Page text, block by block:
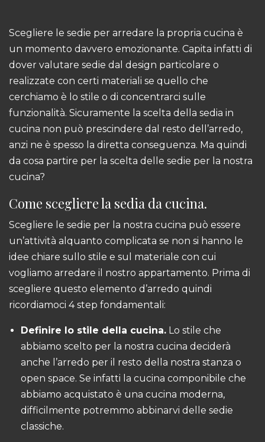
Scegliere le sedie per arredare la propria cucina è
un momento davvero emozionante. Capita infatti di
dover valutare sedie dal design particolare o
realizzate con certi materiali se quello che
cerchiamo è lo stile o di concentrarci sulle
funzionalità. Sicuramente la scelta della sedia in
cucina non può prescindere dal resto dell’arredo,
anzi ne è spesso la diretta conseguenza. Ma quindi
da cosa partire per la scelta delle sedie per la nostra
cucina?
Come scegliere la sedia da cucina.
Scegliere le sedie per la nostra cucina può essere
un’attività alquanto complicata se non si hanno le
idee chiare sullo stile e sul materiale con cui
vogliamo arredare il nostro appartamento. Prima di
scegliere questo elemento d’arredo quindi
ricordiamoci 4 step fondamentali:
Definire lo stile della cucina. Lo stile che
abbiamo scelto per la nostra cucina deciderà
anche l’arredo per il resto della nostra stanza o
open space. Se infatti la cucina componibile che
abbiamo acquistato è una cucina moderna,
difficilmente potremmo abbinarvi delle sedie
classiche.